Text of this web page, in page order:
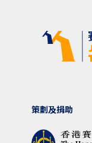
策劃及捐助